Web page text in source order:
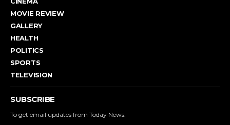
MOVIE REVIEW
GALLERY
HEALTH
POLITICS
SPORTS
TELEVISION
SUBSCRIBE
To get email updates from Today News.